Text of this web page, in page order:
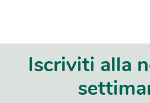
Iscriviti alla